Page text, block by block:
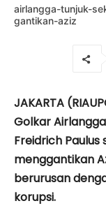
airlangga-tunjuk-
gantikan-aziz
JAKARTA
Golkar
Freidrich Paulus
menggantikan
berurusan
korupsi.